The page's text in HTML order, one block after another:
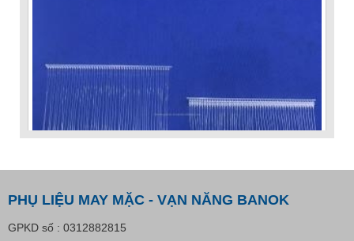
PHỤ LIỆU MAY MẶC - VẠN NĂNG BANOK
GPKD số : 0312882815